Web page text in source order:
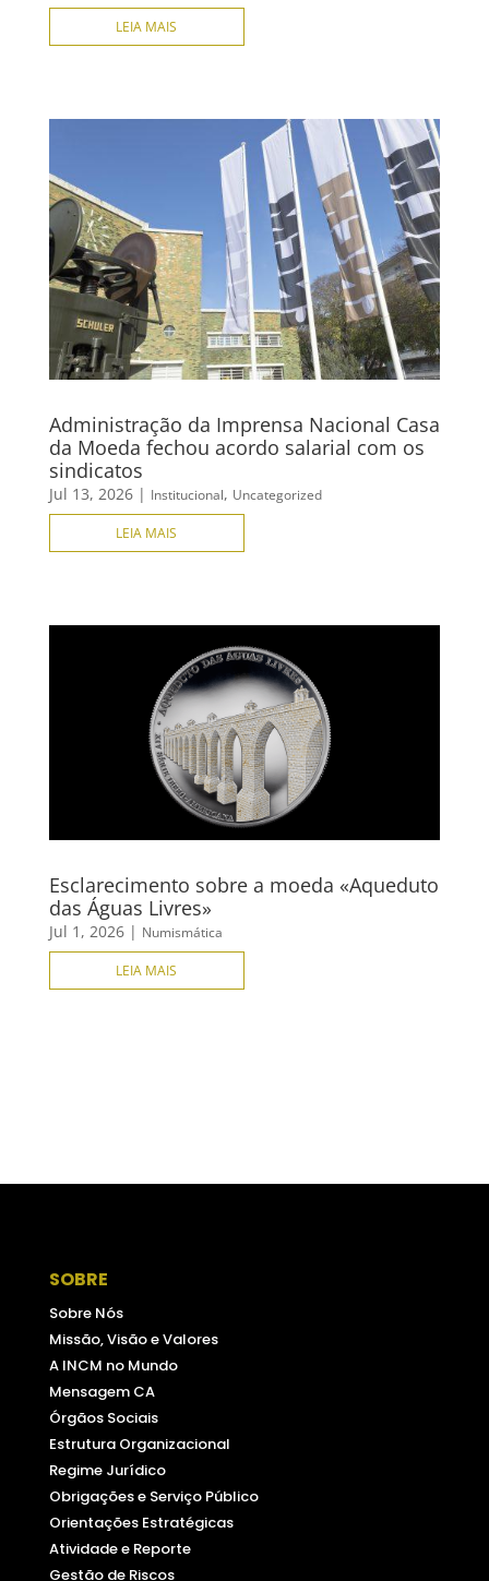
LEIA MAIS
Administração da Imprensa Nacional Casa
da Moeda fechou acordo salarial com os
sindicatos
Jul 13, 2026| Institucional, Uncategorized
LEIA MAIS
Esclarecimento sobre a moeda «Aqueduto
das Águas Livres»
Jul 1, 2026| Numismática
LEIA MAIS
SOBRE
Sobre Nós
Missão, Visão e Valores
A INCM no Mundo
Mensagem CA
Órgãos Sociais
Estrutura Organizacional
Regime Jurídico
Obrigações e Serviço Público
Orientações Estratégicas
Atividade e Reporte
Gestão de Riscos